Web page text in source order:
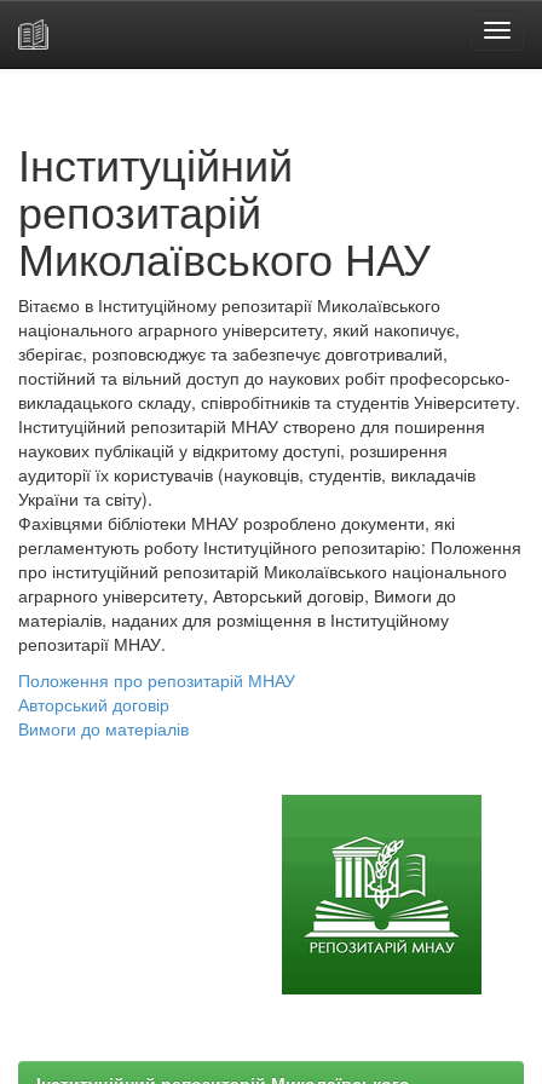
Інституційний
репозитарій
Миколаївського НАУ
Вітаємо в Інституційному репозитарії Миколаївського
національного аграрного університету, який накопичує,
зберігає, розповсюджує та забезпечує довготривалий,
постійний та вільний доступ до наукових робіт професорсько-
викладацького складу, співробітників та студентів Університету.
Інституційний репозитарій МНАУ створено для поширення
наукових публікацій у відкритому доступі, розширення
аудиторії їх користувачів (науковців, студентів, викладачів
України та світу).
Фахівцями бібліотеки МНАУ розроблено документи, які
регламентують роботу Інституційного репозитарію: Положення
про інституційний репозитарій Миколаївського національного
аграрного університету, Авторський договір, Вимоги до
матеріалів, наданих для розміщення в Інституційному
репозитарії МНАУ.
Положення про репозитарій МНАУ
Авторський договір
Вимоги до матеріалів